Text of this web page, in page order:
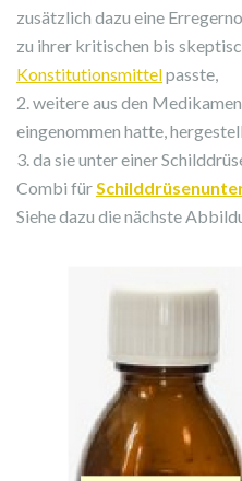
zusätzlich dazu eine
zu ihrer kritischen bis
Konstitutionsmittelpasste,
2. weitere aus den
eingenommen hatte,
3. da sie unter einer
Combi für
Siehe dazu die nächste